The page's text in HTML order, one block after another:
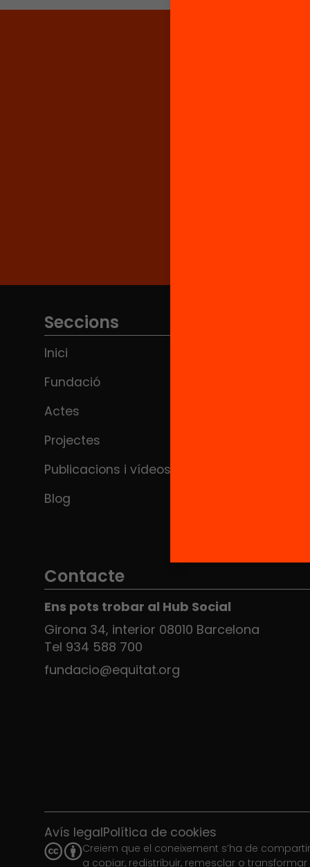
Seccions
Inici
Fundació
Actes
Projectes
Publicacions i vídeos
Blog
Contacte
Ens pots trobar al Hub Social
Girona 34, interior 08010 Barcelona
Tel 934 588 700
fundacio@equitat.org
Avís legalPolítica de cookies
Creiem que el coneixement s’ha de
a copiar, redistribuir, remesclar o